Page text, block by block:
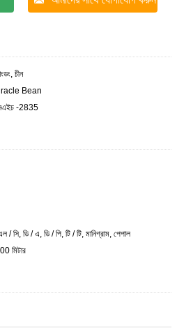
চীন
Bean
-2835
/ সি, ডি / এ, ডি / পি, টি / টি, মানিগ্রাম, পেপাল
মিটার